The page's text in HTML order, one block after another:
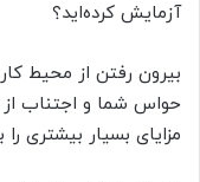
آزمایش کرده‌اید؟
بیرون رفتن از محیط
حواس شما و اجتناب از
مزایای بسیار بیشتری را